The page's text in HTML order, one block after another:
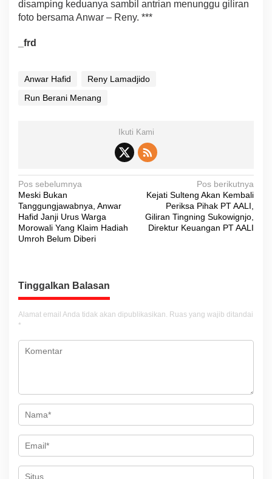
disamping keduanya sambil antrian menunggu giliran
foto bersama Anwar – Reny. ***
_frd
Anwar Hafid
Reny Lamadjido
Run Berani Menang
Ikuti Kami
N
a
v
i
s
i
p
o
s
Pos sebelumnya
Meski Bukan
Tanggungjawabnya, Anwar
Hafid Janji Urus Warga
Morowali Yang Klaim Hadiah
Umroh Belum Diberi
Pos berikutnya
Kejati Sulteng Akan Kembali
Periksa Pihak PT AALI,
Giliran Tingning Sukowignjo,
Direktur Keuangan PT AALI
Tinggalkan Balasan
Alamat email Anda tidak akan dipublikasikan. Ruas yang wajib ditandai
*